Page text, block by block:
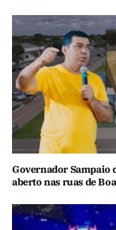
Governador Sampaio
aberto nas ruas de